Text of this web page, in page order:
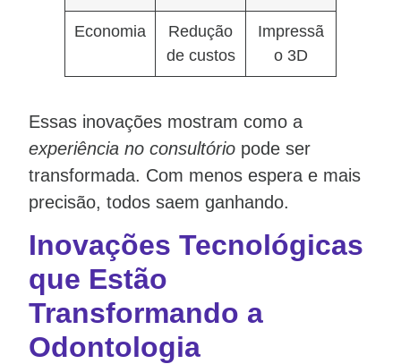
Economia
Redução
de custos
Impressã
o 3D
Essas inovações mostram como a
experiência no consultório pode ser
transformada. Com menos espera e mais
precisão, todos saem ganhando.
Inovações Tecnológicas
que Estão
Transformando a
Odontologia